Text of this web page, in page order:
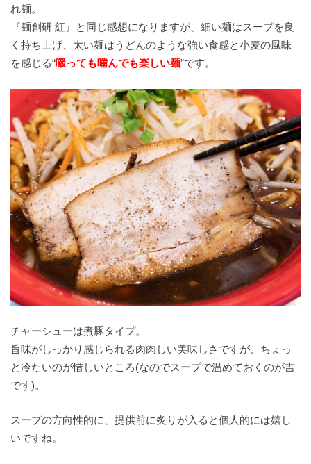
れ麺。
『麺創研 紅』と同じ感想になりますが、細い麺はスープを良
く持ち上げ、太い麺はうどんのような強い食感と小麦の風味
を感じる“啜っても噛んでも楽しい麺”です。
チャーシューは煮豚タイプ。
旨味がしっかり感じられる肉肉しい美味しさですが、ちょっ
と冷たいのが惜しいところ(なのでスープで温めておくのが吉
です)。
スープの方向性的に、提供前に炙りが入ると個人的には嬉し
いですね。